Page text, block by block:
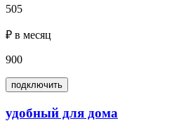
505
₽ в месяц
900
подключить
удобный для дома